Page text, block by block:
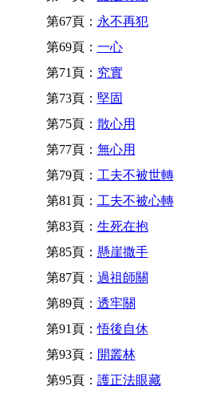
第67頁： 永不再犯
第69頁： 一心
第71頁： 究實
第73頁： 堅固
第75頁： 散心用
第77頁： 無心用
第79頁： 工夫不被世轉
第81頁： 工夫不被心轉
第83頁： 生死在抱
第85頁： 懸崖撒手
第87頁： 過祖師關
第89頁： 透牢關
第91頁：悟後自休
第93頁： 開叢林
第95頁： 護正法眼藏